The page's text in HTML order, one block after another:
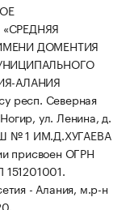
ДОМЕНТИЯ
АЛАНИЯ
респ. Северная
ул. Ленина, д.
№ 1 ИМ.Д.ХУГАЕВА
присвоен ОГРН
- Алания, м.р-н